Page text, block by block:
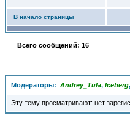
В начало страницы
Всего сообщений: 16
Модераторы: Andrey_Tula, Iceberg,
Эту тему просматривают: нет